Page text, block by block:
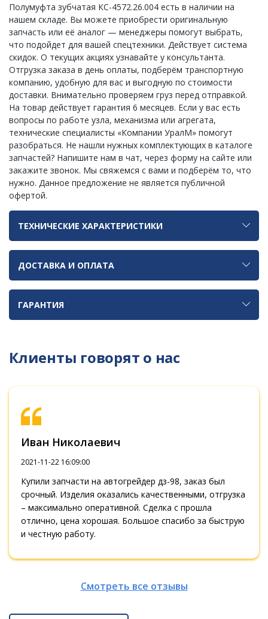
Полумуфта зубчатая КС-4572.26.004 есть в наличии на
нашем складе. Вы можете приобрести оригинальную
запчасть или её аналог — менеджеры помогут выбрать,
что подойдет для вашей спецтехники. Действует система
скидок. О текущих акциях узнавайте у консультанта.
Отгрузка заказа в день оплаты, подберём транспортную
компанию, удобную для вас и выгодную по стоимости
доставки. Внимательно проверяем груз перед отправкой.
На товар действует гарантия 6 месяцев. Если у вас есть
вопросы по работе узла, механизма или агрегата,
технические специалисты «Компании УралМ» помогут
разобраться. Не нашли нужных комплектующих в каталоге
запчастей? Напишите нам в чат, через форму на сайте или
закажите звонок. Мы свяжемся с вами и подберём то, что
нужно. Данное предложение не является публичной
офертой.
ТЕХНИЧЕСКИЕ ХАРАКТЕРИСТИКИ
ДОСТАВКА И ОПЛАТА
ГАРАНТИЯ
Клиенты говорят о нас
Иван Николаевич
2021-11-22 16:09:00
Купили запчасти на автогрейдер дз-98, заказ был
срочный. Изделия оказались качественными, отгрузка
– максимально оперативной. Сделка с прошла
отлично, цена хорошая. Большое спасибо за быструю
и честную работу.
Смотреть все отзывы